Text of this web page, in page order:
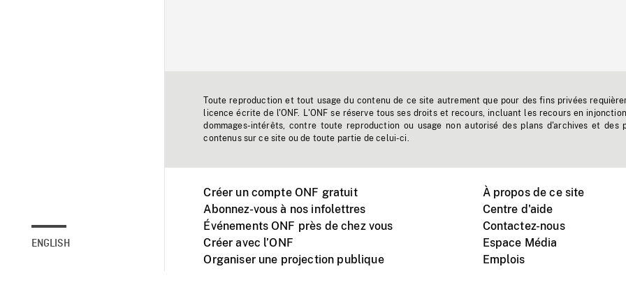
ENGLISH
Toute reproduction et tout usage du contenu de ce site autrement que pour des fins privées
licence écrite de l'ONF. L'ONF se réserve tous ses droits et recours, incluant les recours en
dommages-intérêts, contre toute reproduction ou usage non autorisé des plans d'archives et des
contenus sur ce site ou de toute partie de celui-ci.
Créer un compte ONF gratuit
Abonnez-vous à nos infolettres
Événements ONF près de chez vous
Créer avec l’ONF
Organiser une projection publique
À propos de ce site
Centre d'aide
Contactez-nous
Espace Média
Emplois